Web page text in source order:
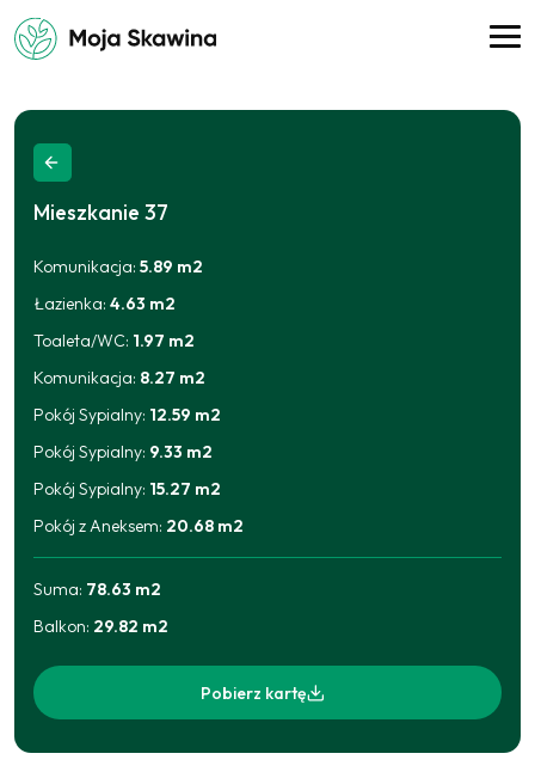
Mieszkanie 37
Komunikacja:5.89 m2
Łazienka:4.63 m2
Toaleta/WC: 1.97 m2
Komunikacja: 8.27 m2
Pokój Sypialny: 12.59 m2
Pokój Sypialny: 9.33 m2
Pokój Sypialny: 15.27 m2
Pokój z Aneksem: 20.68 m2
Suma: 78.63 m2
Balkon: 29.82 m2
Pobierz kartę